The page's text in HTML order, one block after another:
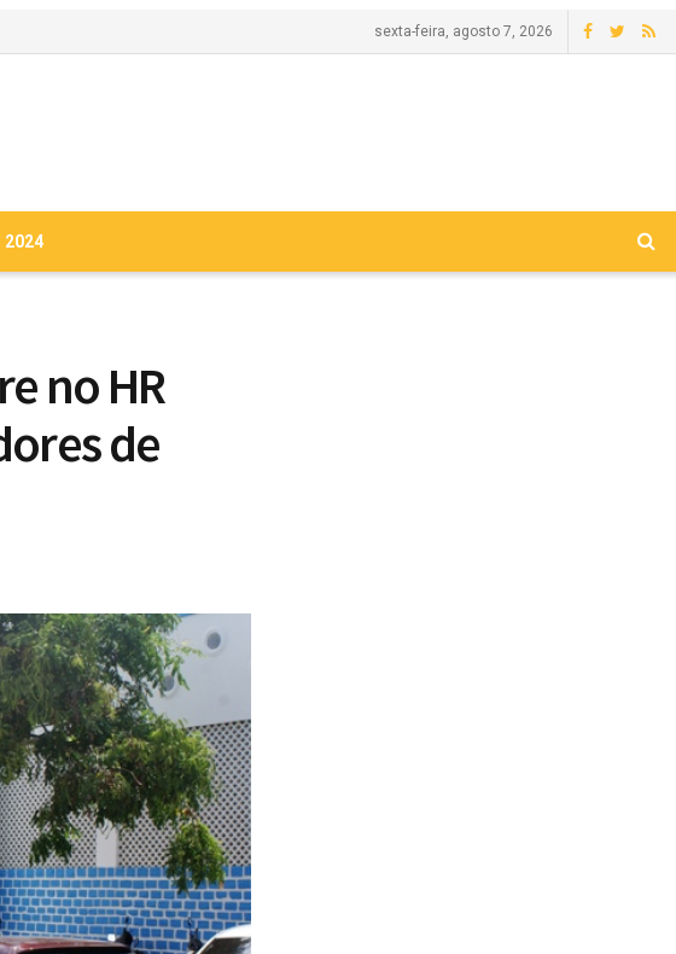
sexta-feira, agosto 7, 2026
2024
no HR
de